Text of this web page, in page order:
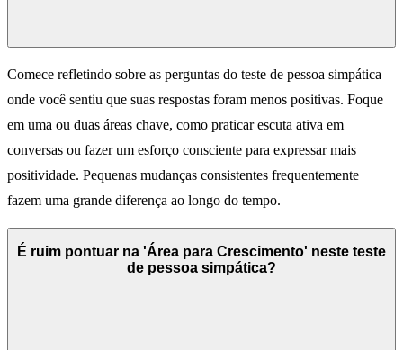
Comece refletindo sobre as perguntas do teste de pessoa simpática
onde você sentiu que suas respostas foram menos positivas. Foque
em uma ou duas áreas chave, como praticar escuta ativa em
conversas ou fazer um esforço consciente para expressar mais
positividade. Pequenas mudanças consistentes frequentemente
fazem uma grande diferença ao longo do tempo.
É ruim pontuar na 'Área para Crescimento' neste teste
de pessoa simpática?